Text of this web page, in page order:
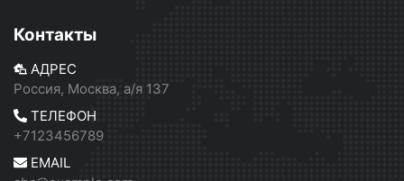
Контакты
АДРЕС
Россия, Москва, а/я 137
ТЕЛЕФОН
+7123456789
EMAIL